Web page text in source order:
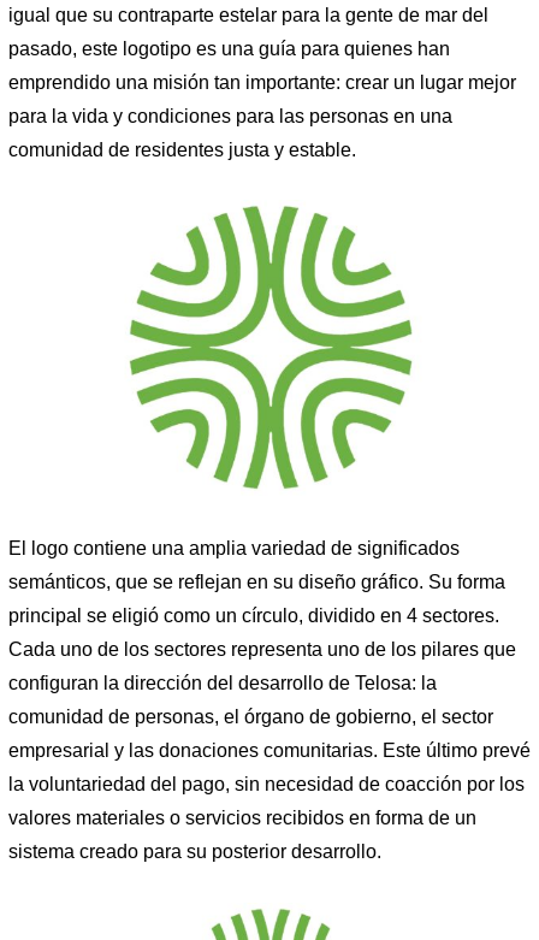
igual que su contraparte estelar para la gente de mar del
pasado, este logotipo es una guía para quienes han
emprendido una misión tan importante: crear un lugar mejor
para la vida y condiciones para las personas en una
comunidad de residentes justa y estable.
El logo contiene una amplia variedad de significados
semánticos, que se reflejan en su diseño gráfico. Su forma
principal se eligió como un círculo, dividido en 4 sectores.
Cada uno de los sectores representa uno de los pilares que
configuran la dirección del desarrollo de Telosa: la
comunidad de personas, el órgano de gobierno, el sector
empresarial y las donaciones comunitarias. Este último prevé
la voluntariedad del pago, sin necesidad de coacción por los
valores materiales o servicios recibidos en forma de un
sistema creado para su posterior desarrollo.